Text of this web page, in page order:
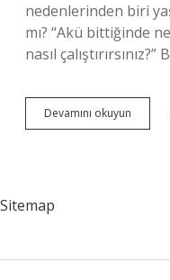
nedenlerinden biri
mı? “Akü bittiğinde
nasıl
Devamını okuyun
Çalışıp
Sitemap